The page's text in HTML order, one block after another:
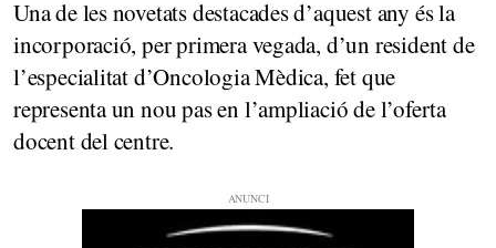
Una de les novetats destacades d’aquest any és la
incorporació, per primera vegada, d’un resident de
l’especialitat d’Oncologia Mèdica, fet que
representa un nou pas en l’ampliació de l’oferta
docent del centre.